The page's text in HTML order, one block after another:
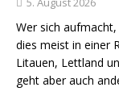
Wer sich
dies meist in einer
Litauen, Lettland
geht aber auch